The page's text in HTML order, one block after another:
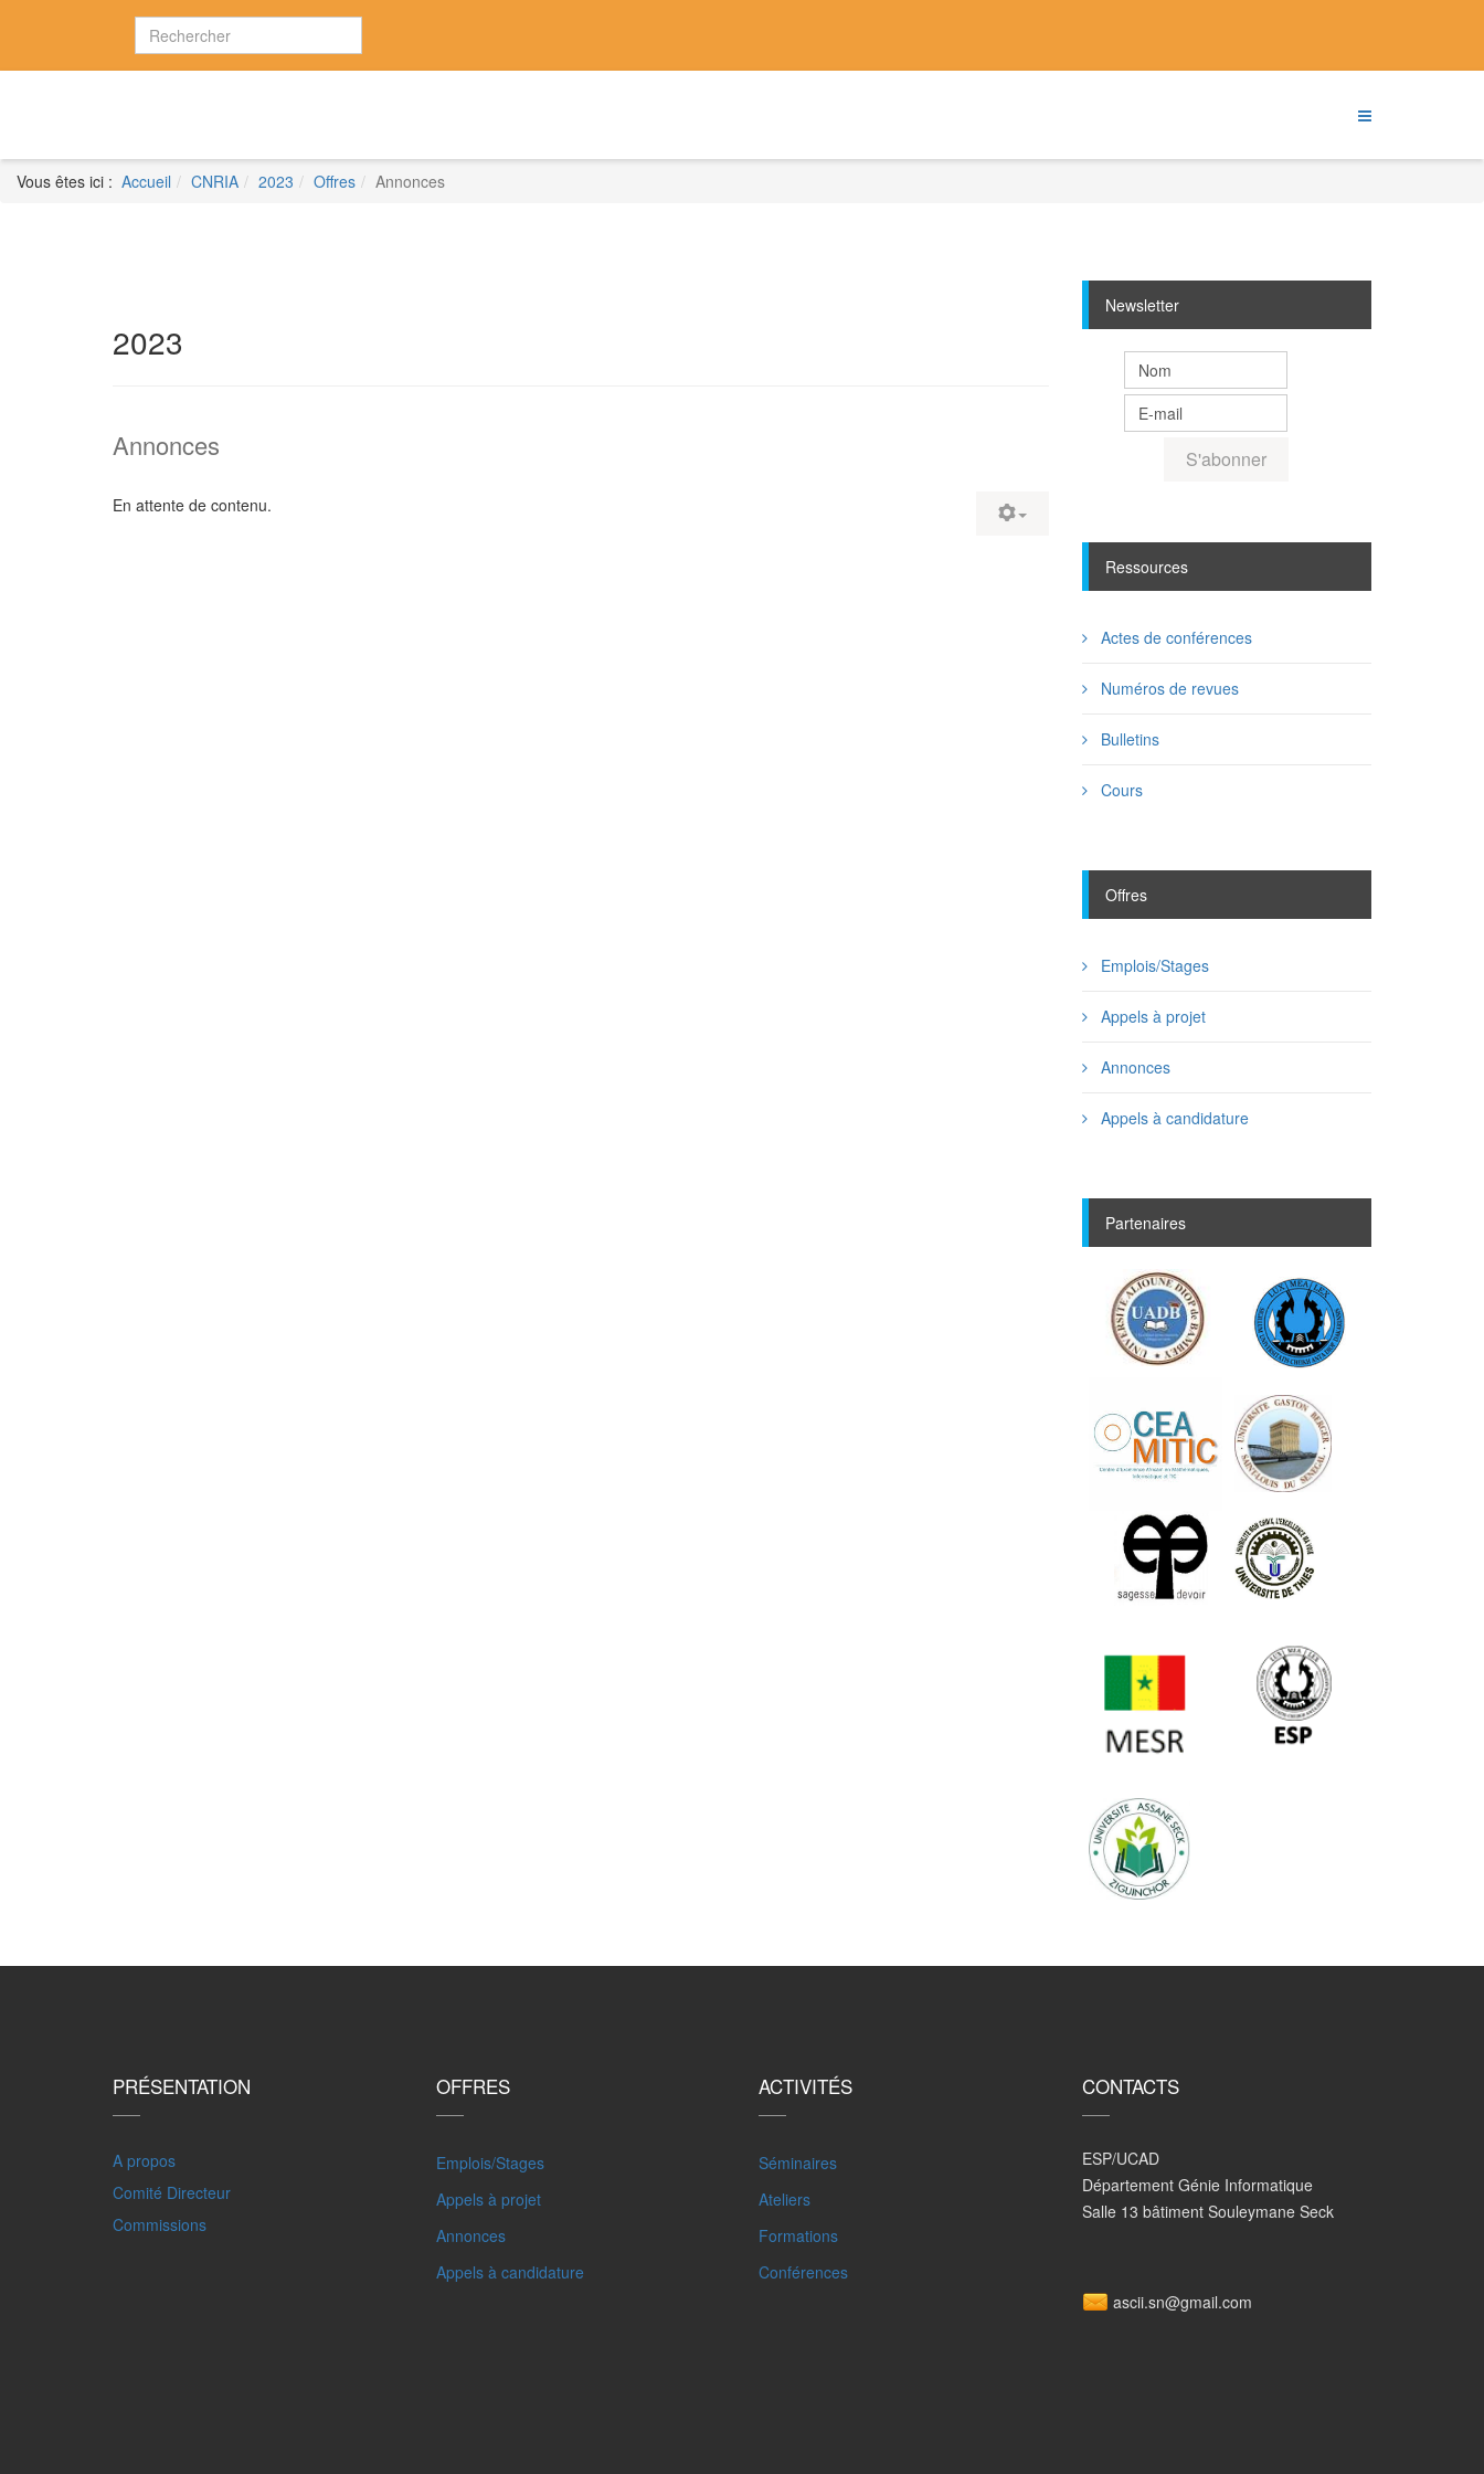
Vous êtes ici : Accueil CNRIA 2023 Offres Annonces
2023
Annonces
En attente de contenu.
Newsletter
Ressources
Actes de conférences
Numéros de revues
Bulletins
Cours
Offres
Emplois/Stages
Appels à projet
Annonces
Appels à candidature
Partenaires
PRÉSENTATION
A propos
Comité Directeur
Commissions
OFFRES
Emplois/Stages
Appels à projet
Annonces
Appels à candidature
ACTIVITÉS
Séminaires
Ateliers
Formations
Conférences
CONTACTS
ESP/UCAD
Département Génie Informatique
Salle 13 bâtiment Souleymane Seck
ascii.sn@gmail.com